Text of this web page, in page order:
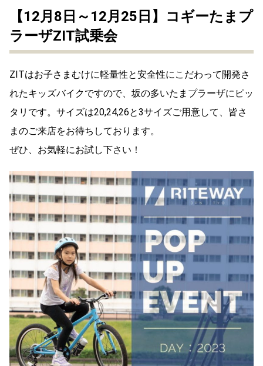
【12月8日～12月25日】コギーたまプ
ラーザZIT試乗会
ZITはお子さまむけに軽量性と安全性にこだわって開発さ
れたキッズバイクですので、坂の多いたまプラーザにピッ
タリです。サイズは20,24,26と3サイズご用意して、皆さ
まのご来店をお待ちしております。
ぜひ、お気軽にお試し下さい！